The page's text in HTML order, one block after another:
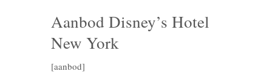
Aanbod Disney’s Hotel
New York
[aanbod]